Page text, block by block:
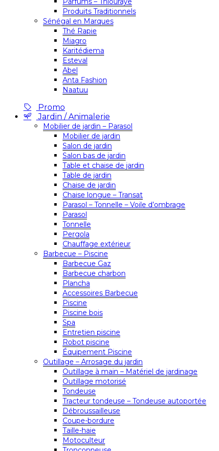
Produits Traditionnels
Sénégal en Marques
Thé Rapie
Miagro
Karitédiema
Esteval
Abel
Anta Fashion
Naatuu
Promo
Jardin / Animalerie
Mobilier de jardin – Parasol
Mobilier de jardin
Salon de jardin
Salon bas de jardin
Table et chaise de jardin
Table de jardin
Chaise de jardin
Chaise longue – Transat
Parasol – Tonnelle – Voile d’ombrage
Parasol
Tonnelle
Pergola
Chauffage extérieur
Barbecue – Piscine
Barbecue Gaz
Barbecue charbon
Plancha
Accessoires Barbecue
Piscine
Piscine bois
Spa
Entretien piscine
Robot piscine
Équipement Piscine
Outillage – Arrosage du jardin
Outillage à main – Matériel de jardinage
Outillage motorisé
Tondeuse
Tracteur tondeuse – Tondeuse autoportée
Débroussailleuse
Coupe-bordure
Taille-haie
Motoculteur